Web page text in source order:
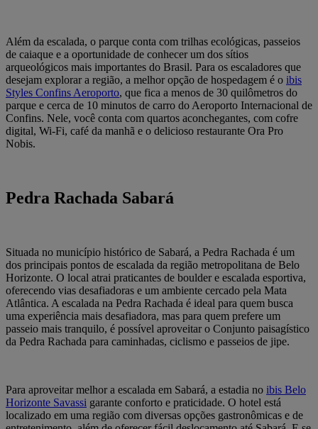
Além da escalada, o parque conta com trilhas ecológicas, passeios
de caiaque e a oportunidade de conhecer um dos sítios
arqueológicos mais importantes do Brasil. Para os escaladores que
desejam explorar a região, a melhor opção de hospedagem é o ibis
Styles Confins Aeroporto, que fica a menos de 30 quilômetros do
parque e cerca de 10 minutos de carro do Aeroporto Internacional de
Confins. Nele, você conta com quartos aconchegantes, com cofre
digital, Wi-Fi, café da manhã e o delicioso restaurante Ora Pro
Nobis.
Pedra Rachada Sabará
Situada no município histórico de Sabará, a Pedra Rachada é um
dos principais pontos de escalada da região metropolitana de Belo
Horizonte. O local atrai praticantes de boulder e escalada esportiva,
oferecendo vias desafiadoras e um ambiente cercado pela Mata
Atlântica. A escalada na Pedra Rachada é ideal para quem busca
uma experiência mais desafiadora, mas para quem prefere um
passeio mais tranquilo, é possível aproveitar o Conjunto paisagístico
da Pedra Rachada para caminhadas, ciclismo e passeios de jipe.
Para aproveitar melhor a escalada em Sabará, a estadia no ibis Belo
Horizonte Savassi garante conforto e praticidade. O hotel está
localizado em uma região com diversas opções gastronômicas e de